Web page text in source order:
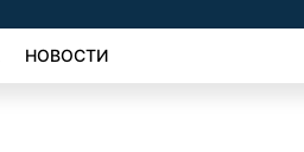
НОВОСТИ